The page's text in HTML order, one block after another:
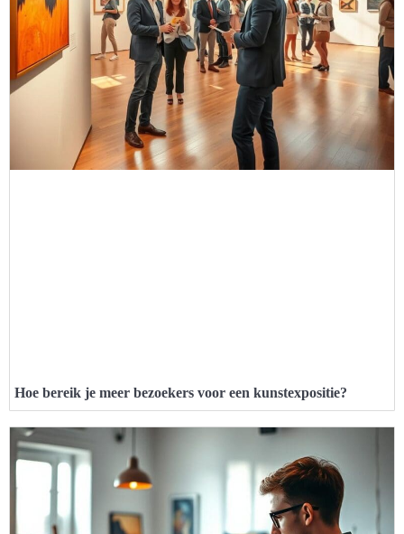
Hoe bereik je meer bezoekers voor een kunstexpositie?